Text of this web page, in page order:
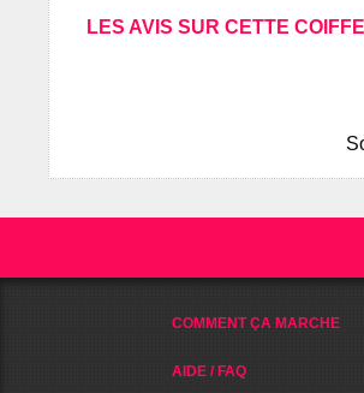
LES AVIS SUR CETTE
COMMENT ÇA MARCHE
AIDE / FAQ